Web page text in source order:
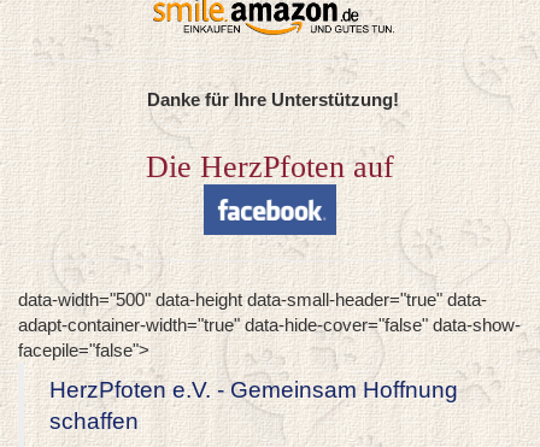
Danke für Ihre Unterstützung!
Die HerzPfoten auf
data-width="500" data-height data-small-header="true" data-
adapt-container-width="true" data-hide-cover="false" data-show-
facepile="false">
HerzPfoten e.V. - Gemeinsam Hoffnung
schaffen